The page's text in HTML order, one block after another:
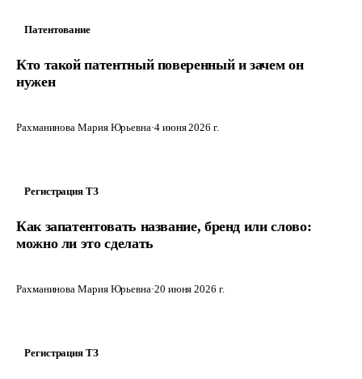
Патентование
Кто такой патентный поверенный и зачем он
нужен
Рахманинова Мария Юрьевна·4 июня 2026 г.
Регистрация ТЗ
Как запатентовать название, бренд или слово:
можно ли это сделать
Рахманинова Мария Юрьевна·20 июня 2026 г.
Регистрация ТЗ